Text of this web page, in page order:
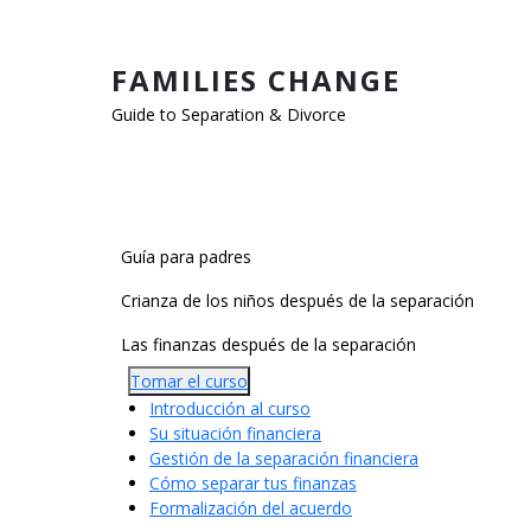
FAMILIES CHANGE
Guide to Separation & Divorce
Main Categories
Guía para padres
Crianza de los niños después de la separación
Las finanzas después de la separación
Tomar el curso
Introducción al curso
Su situación financiera
Gestión de la separación financiera
Cómo separar tus finanzas
Formalización del acuerdo